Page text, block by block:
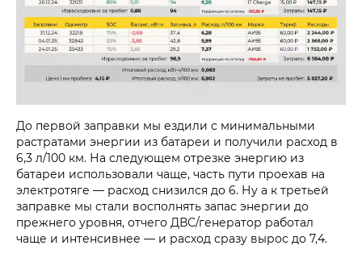
До первой заправки мы ездили с минимальными
растратами энергии из батареи и получили расход в
6,3 л/100 км. На следующем отрезке энергию из
батареи использовали чаще, часть пути проехав на
электротяге — расход снизился до 6. Ну а к третьей
заправке мы стали восполнять запас энергии до
прежнего уровня, отчего ДВС/генератор работал
чаще и интенсивнее — и расход сразу вырос до 7,4.